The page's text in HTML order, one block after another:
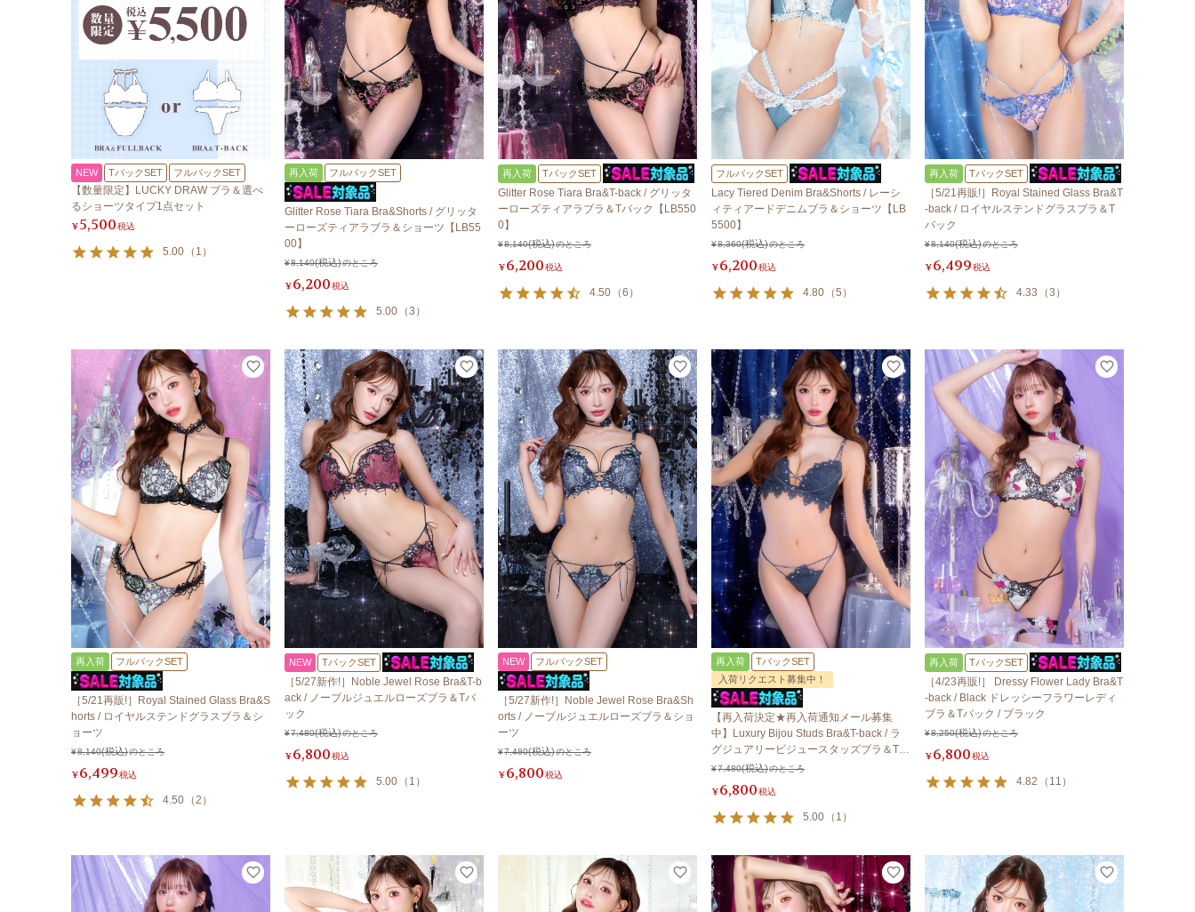
NEW TバックSET フルバックSET
【数量限定】LUCKY DRAW ブラ＆選べ
るショーツタイプ1点セット
¥5,500税込
5.00 （ 1 ）
再入荷 フルバックSET
Glitter Rose Tiara Bra&Shorts / グリッタ
ーローズティアラブラ＆ショーツ【LB55
00】
¥8,140 のところ
¥6,200税込
5.00 （3 ）
再入荷 TバックSET
Glitter Rose Tiara Bra&T-back / グリッタ
ーローズティアラブラ＆Tバック【LB550
0】
¥8,140 のところ
¥6,200税込
4.50 （6 ）
フルバックSET
Lacy Tiered Denim Bra&Shorts / レーシ
ィティアードデニムブラ＆ショーツ【LB
5500】
¥8,360 のところ
¥6,200税込
4.80 （5 ）
再入荷 TバックSET
［5/21再販!］Royal Stained Glass Bra&T
-back / ロイヤルステンドグラスブラ＆T
バック
¥8,140 のところ
¥6,499税込
4.33 （3 ）
再入荷 フルバックSET
［5/21再販!］Royal Stained Glass Bra&S
horts / ロイヤルステンドグラスブラ＆シ
ョーツ
¥8,140 のところ
¥6,499税込
4.50 （2 ）
NEW TバックSET
［5/27新作!］Noble Jewel Rose Bra&T-b
ack / ノーブルジュエルローズブラ＆Tバ
ック
¥7,480 のところ
¥6,800税込
5.00 （ 1 ）
NEW フルバックSET
［5/27新作!］Noble Jewel Rose Bra&Sh
orts / ノーブルジュエルローズブラ＆ショ
ーツ
¥7,480 のところ
¥6,800税込
再入荷
TバックSET
入荷リクエスト募集中！
【再入荷決定★再入荷通知メール募集
中】Luxury Bijou Studs Bra&T-back / ラ
グジュアリービジュースタッズブラ＆Tバ
ック
¥7,480 のところ
¥6,800税込
5.00 （ 1 ）
再入荷 TバックSET
［4/23再販!］ Dressy Flower Lady Bra&T
-back / Black ドレッシーフラワーレディ
ブラ＆Tバック / ブラック
¥8,250 のところ
¥6,800税込
4.82 （ 11 ）